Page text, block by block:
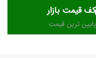
کف قیمت بازار
پایین ترین قیمت